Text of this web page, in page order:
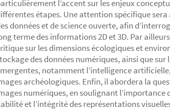
l’accent sur les enjeux
étapes. Une attention spécifique
données et de science ouverte, afin
terme des informations 2D et 3D. Par
sur les dimensions écologiques et
des données numériques, ainsi que
notamment l’intelligence
archéologiques. Enfin, il abordera la
numériques, en soulignant l’importance
et l’intégrité des représentations